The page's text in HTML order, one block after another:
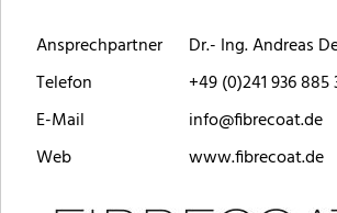
Ansprechpartner
Dr.- Ing. Andreas
Telefon
+49 (0)241 936 885
E-Mail
info@fibrecoat.de
Web
www.fibrecoat.de